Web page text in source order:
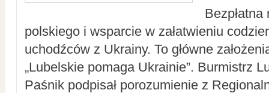
polskiego i wsparcie w załatwieniu
uchodźców z Ukrainy. To główne
„Lubelskie pomaga Ukrainie”. Burmistrz
Paśnik podpisał porozumienie z